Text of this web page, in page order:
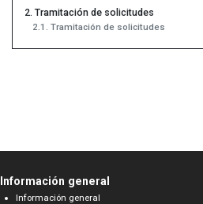
2. Tramitación de solicitudes
2.1. Tramitación de solicitudes
Información general
Información general